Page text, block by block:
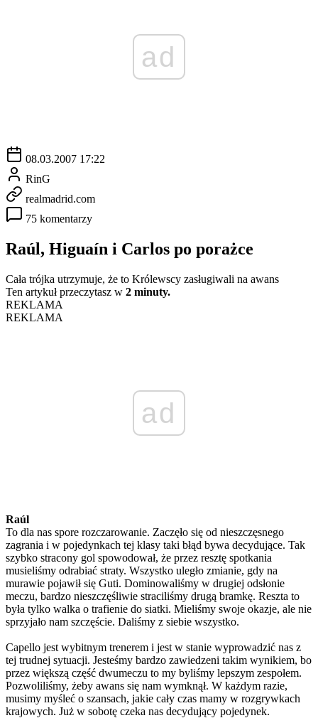
ad
08.03.2007 17:22
RinG
realmadrid.com
75 komentarzy
Raúl, Higuaín i Carlos po porażce
Cała trójka utrzymuje, że to Królewscy zasługiwali na awans
Ten artykuł przeczytasz w 2 minuty.
REKLAMA
REKLAMA
ad
Raúl
To dla nas spore rozczarowanie. Zaczęło się od nieszczęsnego
zagrania i w pojedynkach tej klasy taki błąd bywa decydujące. Tak
szybko stracony gol spowodował, że przez resztę spotkania
musieliśmy odrabiać straty. Wszystko uległo zmianie, gdy na
murawie pojawił się Guti. Dominowaliśmy w drugiej odsłonie
meczu, bardzo nieszczęśliwie straciliśmy drugą bramkę. Reszta to
była tylko walka o trafienie do siatki. Mieliśmy swoje okazje, ale nie
sprzyjało nam szczęście. Daliśmy z siebie wszystko.
Capello jest wybitnym trenerem i jest w stanie wyprowadzić nas z
tej trudnej sytuacji. Jesteśmy bardzo zawiedzeni takim wynikiem, bo
przez większą część dwumeczu to my byliśmy lepszym zespołem.
Pozwoliliśmy, żeby awans się nam wymknął. W każdym razie,
musimy myśleć o szansach, jakie cały czas mamy w rozgrywkach
krajowych. Już w sobotę czeka nas decydujący pojedynek.